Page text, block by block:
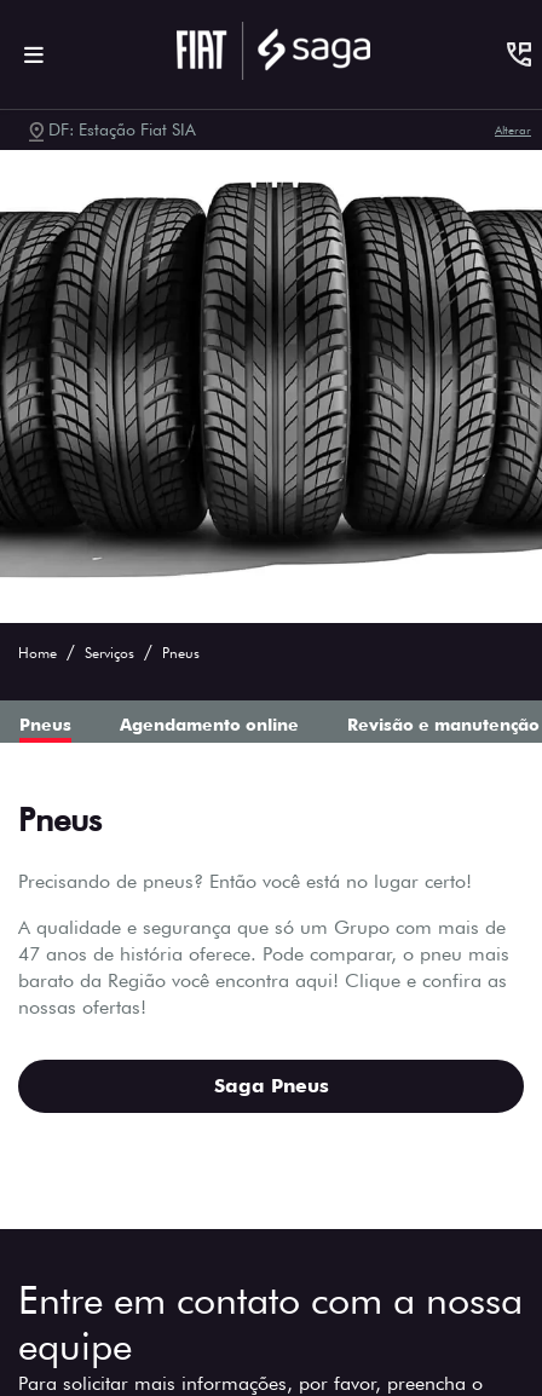
DF: Estação Fiat SIA Alterar
Home Serviços Pneus
Agendamento online Revisão e manutenção
Pneus
Pneus
Precisando de pneus? Então você está no lugar certo!
A qualidade e segurança que só um Grupo com mais de
47 anos de história oferece. Pode comparar, o pneu mais
barato da Região você encontra aqui! Clique e confira as
nossas ofertas!
Saga Pneus
Entre em contato com a nossa
equipe
Para solicitar mais informações, por favor, preencha o